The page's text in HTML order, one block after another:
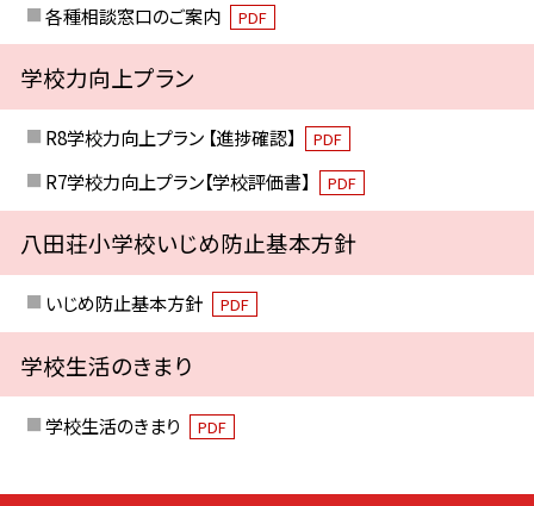
各種相談窓口のご案内 PDF
学校力向上プラン
R8学校力向上プラン 【進捗確認】 PDF
R7学校力向上プラン【学校評価書】 PDF
八田荘小学校いじめ防止基本方針
いじめ防止基本方針 PDF
学校生活のきまり
学校生活のきまり PDF